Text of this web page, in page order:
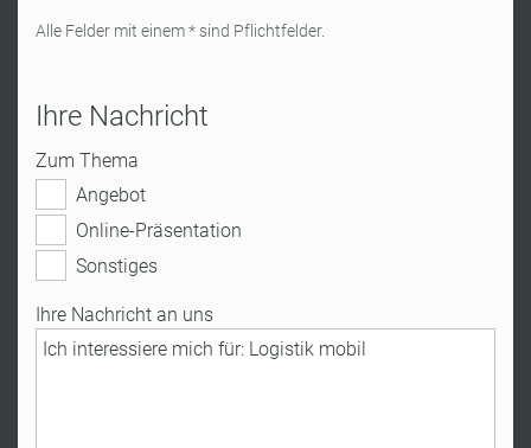
Alle Felder mit einem * sind Pflichtfelder.